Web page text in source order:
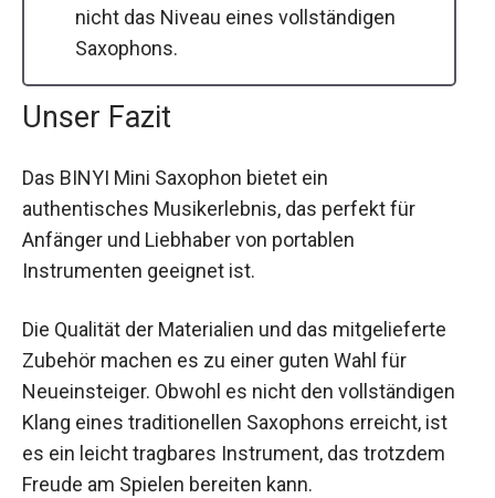
nicht das Niveau eines vollständigen
Saxophons.
Unser Fazit
Das BINYI Mini Saxophon bietet ein
authentisches Musikerlebnis, das perfekt für
Anfänger und Liebhaber von portablen
Instrumenten geeignet ist.
Die Qualität der Materialien und das mitgelieferte
Zubehör machen es zu einer guten Wahl für
Neueinsteiger. Obwohl es nicht den vollständigen
Klang eines traditionellen Saxophons erreicht, ist
es ein leicht tragbares Instrument, das trotzdem
Freude am Spielen bereiten kann.